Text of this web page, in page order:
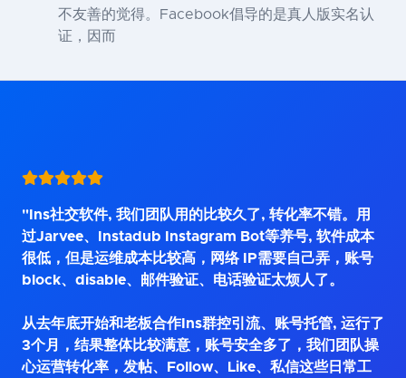
不友善的觉得。Facebook倡导的是真人版实名认
证，因而
"Ins社交软件, 我们团队用的比较久了, 转化率不错。用
过Jarvee、Instadub Instagram Bot等养号, 软件成本
很低，但是运维成本比较高，网络 IP需要自己弄，账号
block、disable、邮件验证、电话验证太烦人了。
从去年底开始和老板合作Ins群控引流、账号托管, 运行了
3个月，结果整体比较满意，账号安全多了，我们团队操
心运营转化率，发帖、Follow、Like、私信这些日常工